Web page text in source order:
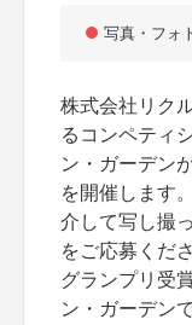
写真・フォ
株式会社リク
るコンペティ
ン・ガーデン
を開催します
介して写し撮
をご応募くださ
グランプリ受
ン・ガーデン